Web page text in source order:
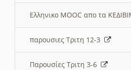
Ελληνικο MOOC απο τα
παρουσιες Τριτη 12-3
Παρουσίες Τριτη 3-6